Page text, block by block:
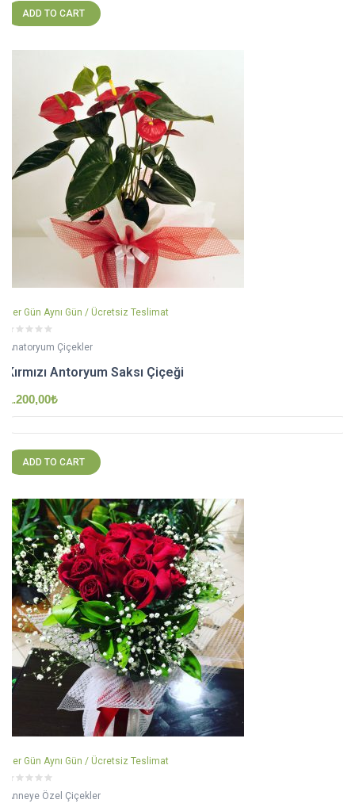
ADD TO CART
Her Gün Aynı Gün / Ücretsiz Teslimat
Anatoryum Çiçekler
Kırmızı Antoryum Saksı Çiçeği
1.200,00₺
ADD TO CART
Her Gün Aynı Gün / Ücretsiz Teslimat
Anneye Özel Çiçekler